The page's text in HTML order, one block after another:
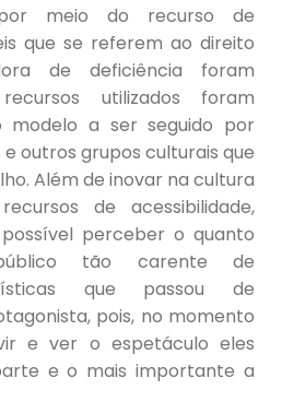
meio do recurso de
que se referem ao direito
de deficiência foram
utilizados foram
modelo a ser seguido por
outros grupos culturais que
Além de inovar na cultura
de acessibilidade,
perceber o quanto
tão carente de
que passou de
pois, no momento
e ver o espetáculo eles
e o mais importante a